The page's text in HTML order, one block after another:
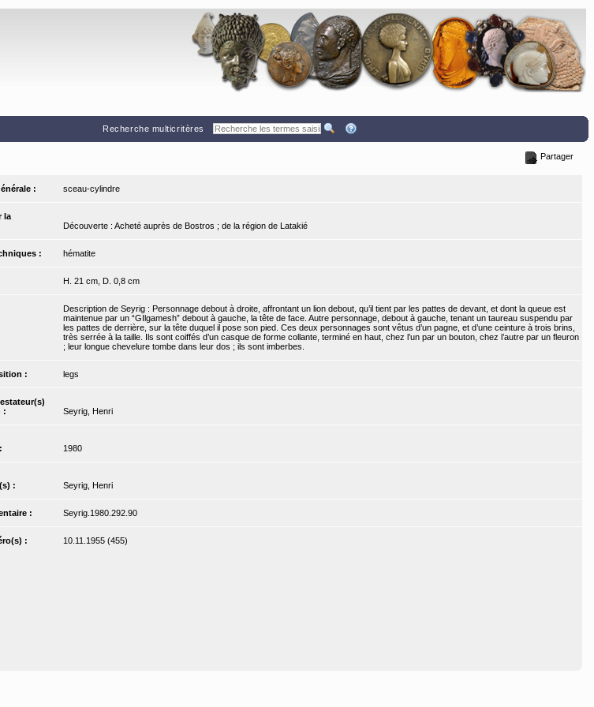
Recherche multicritères
Partager
: sceau-cylindre
la
Découverte : Acheté auprès de Bostros ; de la région de Latakié
: hématite
H. 21 cm, D. 0,8 cm
Description de Seyrig : Personnage debout à droite, affrontant un lion debout, qu’il tient par les pattes de devant, et dont la queue est
maintenue par un “GIlgamesh” debout à gauche, la tête de face. Autre personnage, debout à gauche, tenant un taureau suspendu par
les pattes de derrière, sur la tête duquel il pose son pied. Ces deux personnages sont vêtus d’un pagne, et d’une ceinture à trois brins,
très serrée à la taille. Ils sont coiffés d’un casque de forme collante, terminé en haut, chez l’un par un bouton, chez l’autre par un fleuron
; leur longue chevelure tombe dans leur dos ; ils sont imberbes.
: legs
:
Seyrig, Henri
1980
:
Seyrig, Henri
: Seyrig.1980.292.90
: 10.11.1955 (455)